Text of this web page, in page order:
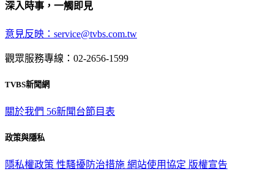
深入時事，一觸即見
意見反映：service@tvbs.com.tw
觀眾服務專線：02-2656-1599
TVBS新聞網
關於我們 56新聞台節目表
政策與隱私
隱私權政策 性騷擾防治措施 網站使用協定 版權宣告